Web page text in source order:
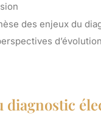
des enjeux du
diagnostic